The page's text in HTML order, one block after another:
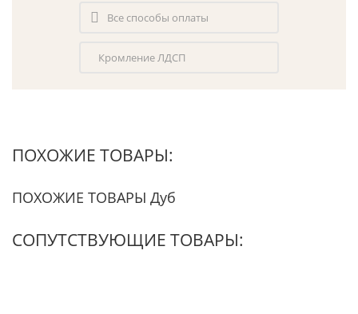
Все способы оплаты
Кромление ЛДСП
ПОХОЖИЕ ТОВАРЫ:
ПОХОЖИЕ ТОВАРЫ Дуб
СОПУТСТВУЮЩИЕ ТОВАРЫ: